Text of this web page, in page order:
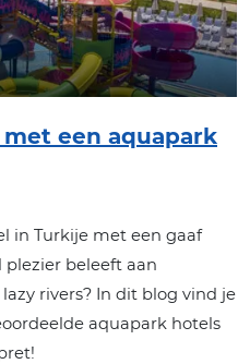
een aquapark
in Turkije met een gaaf
beleeft aan
rivers? In dit blog vind je
aquapark hotels